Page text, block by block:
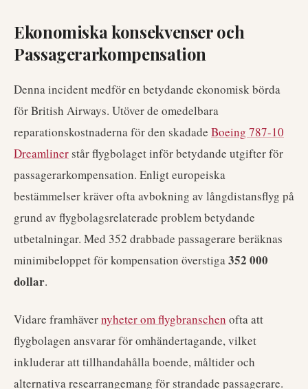
Ekonomiska konsekvenser och
Passagerarkompensation
Denna incident medför en betydande ekonomisk börda
för British Airways. Utöver de omedelbara
reparationskostnaderna för den skadade Boeing 787-10
Dreamlinerstår flygbolaget inför betydande utgifter för
passagerarkompensation. Enligt europeiska
bestämmelser kräver ofta avbokning av långdistansflyg på
grund av flygbolagsrelaterade problem betydande
utbetalningar. Med 352 drabbade passagerare beräknas
minimibeloppet för kompensation överstiga352 000
dollar.
Vidare framhävernyheter om flygbranschen ofta att
flygbolagen ansvarar för omhändertagande, vilket
inkluderar att tillhandahålla boende, måltider och
alternativa researrangemang för strandade passagerare.